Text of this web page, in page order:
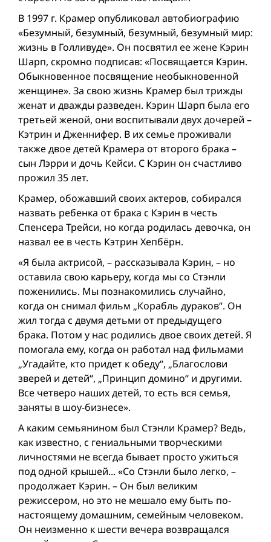
В 1997 г. Крамер опубликовал автобиографию
«Безумный, безумный, безумный, безумный мир:
жизнь в Голливуде». Он посвятил ее жене Кэрин
Шарп, скромно подписав: «Посвящается Кэрин.
Обыкновенное посвящение необыкновенной
женщине». За свою жизнь Крамер был трижды
женат и дважды разведен. Кэрин Шарп была его
третьей женой, они воспитывали двух дочерей –
Кэтрин и Дженнифер. В их семье проживали
также двое детей Крамера от второго брака –
сын Лэрри и дочь Кейси. С Кэрин он счастливо
прожил 35 лет.
Крамер, обожавший своих актеров, собирался
назвать ребенка от брака с Кэрин в честь
Спенсера Трейси, но когда родилась девочка, он
назвал ее в честь Кэтрин Хеп­бёрн.
«Я была актрисой, – рассказывала Кэрин, – но
оставила свою карьеру, когда мы со Стэнли
поженились. Мы познакомились случайно,
когда он снимал фильм „Корабль дураков“. Он
жил тогда с двумя детьми от предыдущего
брака. Потом у нас родились двое своих детей. Я
помогала ему, когда он работал над фильмами
„Угадайте, кто придет к обеду“, „Благослови
зверей и детей“, „Принцип домино“ и другими.
Все четверо наших детей, то есть вся семья,
заняты в шоу-бизнесе».
А каким семьянином был Стэнли Крамер? Ведь,
как известно, с гениальными творческими
личностями не всегда бывает просто ужиться
под одной крышей... «Со Стэнли было легко, –
продолжает Кэрин. – Он был великим
режиссером, но это не мешало ему быть по-
настоящему домашним, семейным человеком.
Он неизменно к шести вечера возвращался